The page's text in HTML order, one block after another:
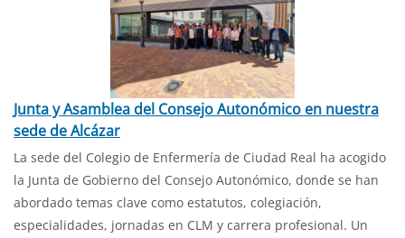
Junta y Asamblea del Consejo Autonómico en nuestra
sede de Alcázar
La sede del Colegio de Enfermería de Ciudad Real ha acogido
la Junta de Gobierno del Consejo Autonómico, donde se han
abordado temas clave como estatutos, colegiación,
especialidades, jornadas en CLM y carrera profesional. Un